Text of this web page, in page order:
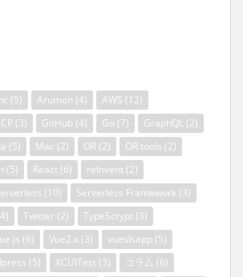
(5) Arumon (4) AWS (12)
(3) GitHub (4) Go (7) GraphQL (2)
(5) Mac (2) OR (2) OR tools (2)
(5) React (6) reInvent (2)
(10) Serverless Framework (3)
Twitter (2) TypeScrypt (3)
(6) Vue2.x (3) vueslsapp (5)
(5) XCUITest (3) コラム (6)